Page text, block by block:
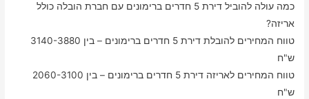
כמה עולה להוביל דירת 5 חדרים ברימונים עם חברת הובלה כולל
אריזה?
טווח המחירים להובלת דירת 5 חדרים ברימונים – בין 3140-3880
ש"ח
טווח המחירים לאריזה דירת 5 חדרים ברימונים – בין 2060-3100
ש"ח